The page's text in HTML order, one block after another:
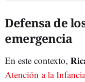
Defensa de
emergencia
En este contexto,
Atención a la